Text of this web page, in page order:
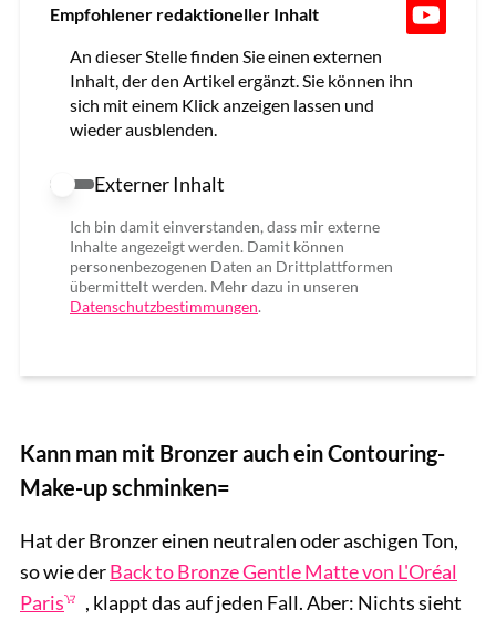
Empfohlener redaktioneller Inhalt
An dieser Stelle finden Sie einen externen
Inhalt, der den Artikel ergänzt. Sie können ihn
sich mit einem Klick anzeigen lassen und
wieder ausblenden.
Externer Inhalt erlauben
Externer Inhalt
Ich bin damit einverstanden, dass mir externe
Inhalte angezeigt werden. Damit können
personenbezogenen Daten an Drittplattformen
übermittelt werden. Mehr dazu in unseren
Datenschutzbestimmungen.
Kann man mit Bronzer auch ein Contouring-
Make-up schminken=
Hat der Bronzer einen neutralen oder aschigen Ton,
so wie derBack to Bronze Gentle Matte von L'Oréal
Paris
, klappt das auf jeden Fall. Aber: Nichts sieht